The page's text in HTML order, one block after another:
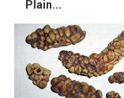
Plain...